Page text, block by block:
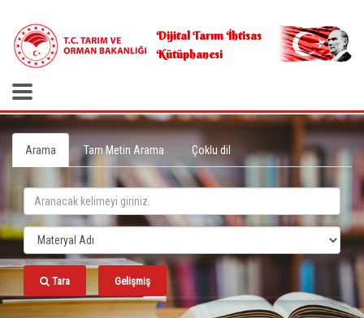
Dijital Tarım İhtisas
Kütüphanesi
Arama Tam Metin Arama Çoklu dil
Tara Gelişmiş